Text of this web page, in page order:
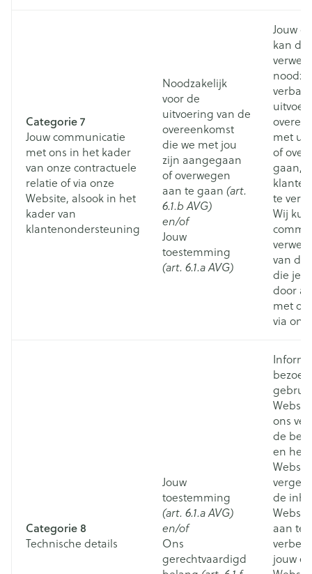
Categorie 7
Jouw communicatie
met ons in het kader
van onze contractuele
relatie of via onze
Website, alsook in het
kader van
klantenondersteuning
Noodzakelijk
voor de
uitvoering van de
overeenkomst
die we met jou
zijn aangegaan
of overwegen
aan te gaan (art.
6.1.b AVG)
en/of
Jouw
toestemming
(art. 6.1.a AVG)
Jouw
kan
met u
of
gaan,
te
Wij
van de
die je
door
met
via
Categorie 8
Technische details
Jouw
toestemming
(art. 6.1.a AVG)
en/of
Ons
gerechtvaardigd
ons
de
en het
de
aan te
jouw